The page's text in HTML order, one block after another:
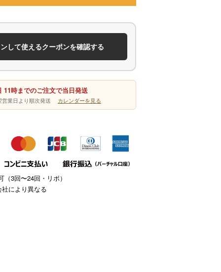
して使えるクーポンを確認する
11時までのご注文で当日発送
営業日より順次発送 カレンダーを見る
3回〜24回・リボ）
により異なる